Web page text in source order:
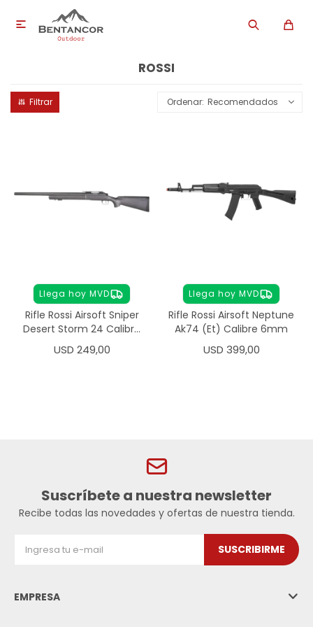

ROSSI
Recomendados
Llega hoy MVD
Rifle Rossi Airsoft Sniper
Desert Storm 24 Calibre
6mm
USD 249,00
Llega hoy MVD
Rifle Rossi Airsoft Neptune
Ak74 (Et) Calibre 6mm
USD 399,00
Suscríbete a nuestra newsletter
Recibe todas las novedades y ofertas de nuestra tienda.
SUSCRIBIRME
EMPRESA